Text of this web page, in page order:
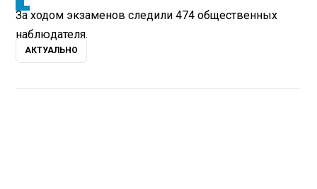
За ходом экзаменов следили 474 общественных
наблюдателя.
АКТУАЛЬНО